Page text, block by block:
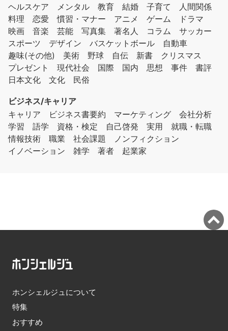
ヘルスケア
メンタル 教育 結婚 子育て
人間関係
料理
恋愛 慣習・マナー アニメ ゲーム
ドラマ
映画
音楽 芸能 写真集 著名人 コラム
サッカー
スポーツ
デザイン バスケットボール
自動車
趣味(その他)
美術 野球 自伝 新書
クリスマス
プレゼント
現代社会 国際 国内 思想 事件
書評
日本文化
文化 民俗
ビジネス/キャリア
キャリア
ビジネス書要約 マーケティング
会社分析
学習
語学 資格・検定 自己啓発 実用
就職・転職
情報技術
職業 社会課題
ノンフィクション
イノベーション
雑学 著者 起業家
ホンシェルジュについて
特集
おすすめ